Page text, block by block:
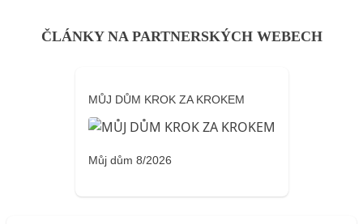
ČLÁNKY NA PARTNERSKÝCH WEBECH
MŮJ DŮM KROK ZA KROKEM
Můj dům 8/2026